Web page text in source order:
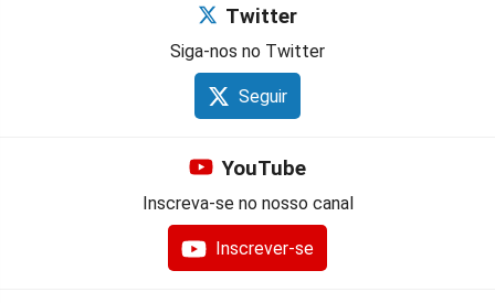
Twitter
Siga-nos no Twitter
Seguir
YouTube
Inscreva-se no nosso canal
Inscrever-se